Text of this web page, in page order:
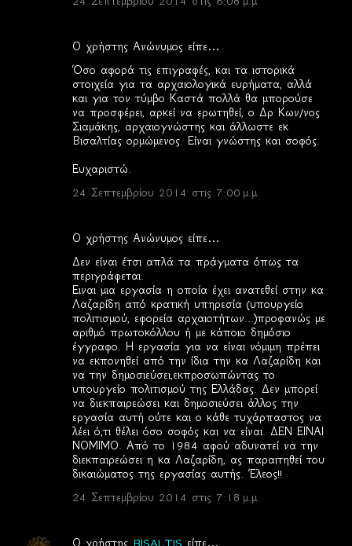
Ο χρήστης Ανώνυμος είπε…
Όσο αφορά τις επιγραφές, και τα ιστορικά
στοιχεία για τα αρχαιολογικά ευρήματα, αλλά
και για τον τύμβο Καστά πολλά θα μπορούσε
να προσφέρει, αρκεί να ερωτηθεί, ο Δρ Κων/νος
Σιαμάκης, αρχαιογνώστης και άλλωστε εκ
Βισαλτίας ορμώμενος. Είναι γνώστης και σοφός.
Ευχαριστώ.
24 Σεπτεμβρίου 2014 στις 7:00 μ.μ.
Ο χρήστης Ανώνυμος είπε…
Δεν είναι έτσι απλά τα πράγματα όπως τα
περιγράφεται.
Ειναι μια εργασία η οποία έχει ανατεθεί στην κα
Λαζαρίδη από κρατική υπηρεσία (υπουργείο
πολιτισμού, εφορεία αρχαιοτήτων...)προφανώς με
αριθμό πρωτοκόλλου ή με κάποιο δημόσιο
έγγραφο. Η εργασία για να είναι νόμιμη πρέπει
να εκπονηθεί από την ίδια την κα Λαζαρίδη και
να την δημοσιεύσει,εκπροσωπώντας το
υπουργείο πολιτισμού της Ελλάδας. Δεν μπορεί
να διεκπαιρεώσει και δημοσιεύσει άλλος την
εργασία αυτή ούτε και ο κάθε τυχάρπαστος να
λέει ό,τι θέλει όσο σοφός και να είναι. ΔΕΝ ΕΙΝΑΙ
ΝΟΜΙΜΟ. Από το 1984 αφού αδυνατεί να την
διεκπαιρεώσει η κα Λαζαρίδη, ας παραιτηθεί του
δικαιώματος της εργασίας αυτής. Έλεος!!
24 Σεπτεμβρίου 2014 στις 7:18 μ.μ.
Ο χρήστης BISALTIS είπε…